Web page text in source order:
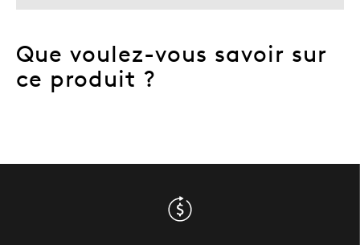
Que voulez-vous savoir sur
ce produit ?